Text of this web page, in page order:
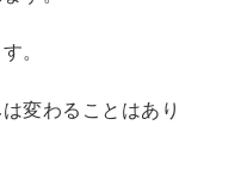
。
変わることはあり